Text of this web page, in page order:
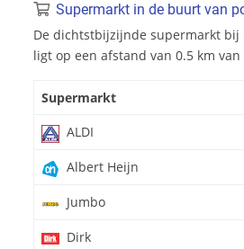
Supermarkt in de buurt van
De dichtstbijzijnde supermarkt bij
ligt op een afstand van 0.5 km van
Supermarkt
ALDI
Albert Heijn
Jumbo
Dirk